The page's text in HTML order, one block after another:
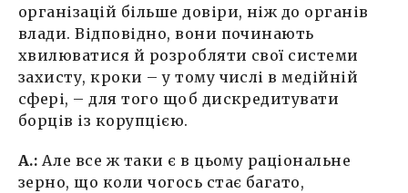
організацій більше довіри, ніж до органів
влади. Відповідно, вони починають
хвилюватися й розробляти свої системи
захисту, кроки – у тому числі в медійній
сфері, – для того щоб дискредитувати
борців із корупцією.
А.: Але все ж таки є в цьому раціональне
зерно, що коли чогось стає багато,